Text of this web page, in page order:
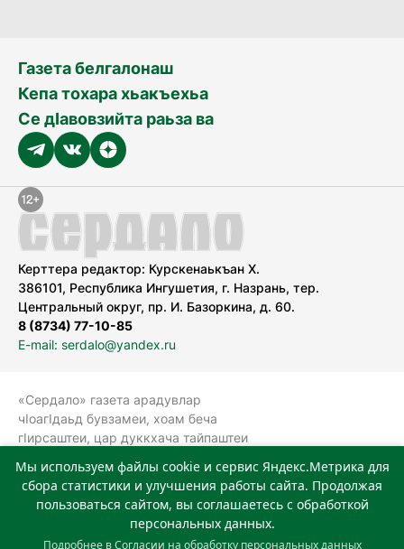
Газета белгалонаш
Кепа тохара хьакъехьа
Се дӀавовзийта раьза ва
Керттера редактор: Курскенаькъан Х.
386101, Республика Ингушетия, г. Назрань, тер.
Центральный округ, пр. И. Базоркина, д. 60.
8 (8734) 77-10-85
E-mail: serdalo@yandex.ru
«Сердало» газета арадувлар
чIоагIдаьд бувзамеи, хоам беча
гIирсаштеи, цар дуккхача тайпаштеи
болхлоша (Роскомнадзор).
Реестровая запись СМИ: ЭЛ № ФС 77-
78323 от 15.05.2020 г. Учредитель:
Государственное автономное
Мы используем файлы cookie и сервис Яндекс.Метрика для
сбора статистики и улучшения работы сайта. Продолжая
пользоваться сайтом, вы соглашаетесь с обработкой
персональных данных.
Подробнее вСогласии на обработку персональных данных